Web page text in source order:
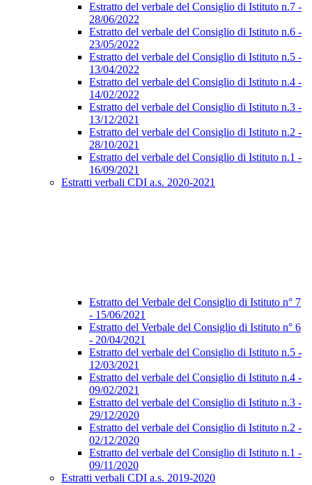
Estratto del verbale del Consiglio di Istituto n.7 -
28/06/2022
Estratto del verbale del Consiglio di Istituto n.6 -
23/05/2022
Estratto del verbale del Consiglio di Istituto n.5 -
13/04/2022
Estratto del verbale del Consiglio di Istituto n.4 -
14/02/2022
Estratto del verbale del Consiglio di Istituto n.3 -
13/12/2021
Estratto del verbale del Consiglio di Istituto n.2 -
28/10/2021
Estratto del verbale del Consiglio di Istituto n.1 -
16/09/2021
Estratti verbali CDI a.s. 2020-2021
Estratto del Verbale del Consiglio di Istituto n° 7
- 15/06/2021
Estratto del Verbale del Consiglio di Istituto n° 6
- 20/04/2021
Estratto del verbale del Consiglio di Istituto n.5 -
12/03/2021
Estratto del verbale del Consiglio di Istituto n.4 -
09/02/2021
Estratto del verbale del Consiglio di Istituto n.3 -
29/12/2020
Estratto del verbale del Consiglio di Istituto n.2 -
02/12/2020
Estratto del verbale del Consiglio di Istituto n.1 -
09/11/2020
Estratti verbali CDI a.s. 2019-2020